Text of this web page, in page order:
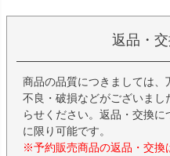
返品・
商品の品質につきましては
不良・破損などがございま
らせください。返品・交換
に限り可能です。
※予約販売商品の返品・交換